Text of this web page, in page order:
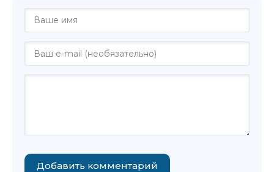
Добавить комментарий